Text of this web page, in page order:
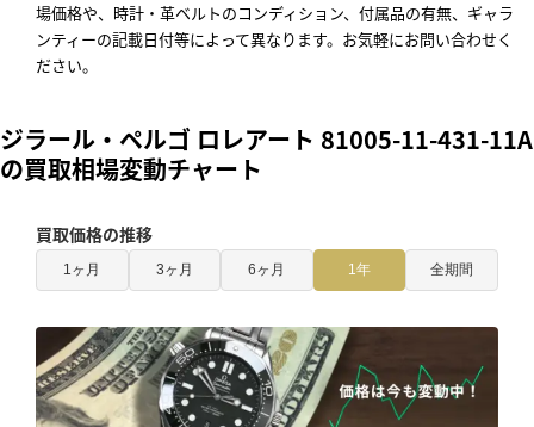
場価格や、時計・革ベルトのコンディション、付属品の有無、ギャラ
ンティーの記載日付等によって異なります。お気軽にお問い合わせく
ださい。
ジラール・ペルゴ ロレアート 81005-11-431-11A
の買取相場変動チャート
買取価格の推移
1ヶ月 3ヶ月 6ヶ月 1年 全期間